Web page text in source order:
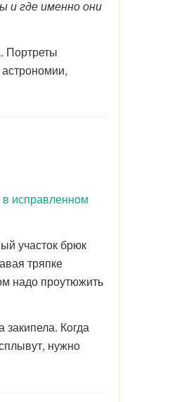
и где именно они
Портреты
исправленном
участок брюк
тряпке
надо проутюжить
закипела. Когда
нужно